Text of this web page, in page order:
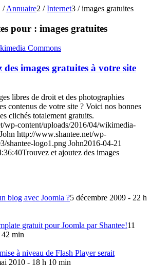
/ Annuaire2 / Internet3 / images gratuites
pour : images gratuites
images gratuites à votre site
libres de droit et des photographies
contenus de votre site ? Voici nos bonnes
clichés totalement gratuits.
wp-content/uploads/2016/04/wikimedia-
John http://www.shantee.net/wp-
shantee-logo1.png John2016-04-21
Trouvez et ajoutez des images
blog avec Joomla ?5 décembre 2009 - 22 h
gratuit pour Joomla par Shantee!11
min
à niveau de Flash Player serait
2010 - 18 h 10 min